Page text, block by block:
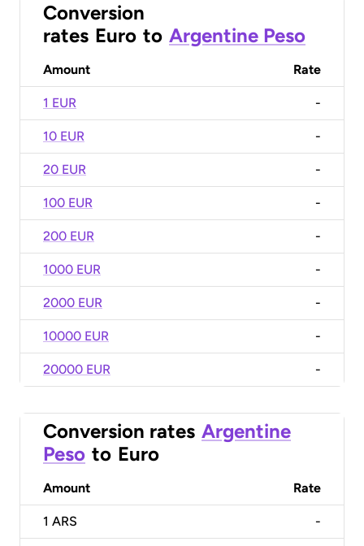
Conversion
rates Euro to Argentine Peso
Amount Rate
1 EUR -
10 EUR -
20 EUR -
100 EUR -
200 EUR -
1000 EUR -
2000 EUR -
10000 EUR -
20000 EUR -
Conversion rates Argentine
Peso to Euro
Amount Rate
1 ARS -